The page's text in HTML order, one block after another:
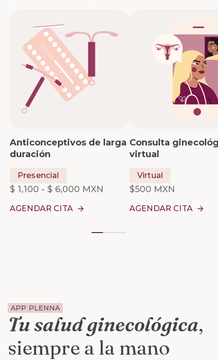
Para que no te tengas
que acordar de
tomarte tu método
anticonceptivo, todas
nuestras opciones
duran al menos 3 años.
Anticonceptivos de larga
duración
Presencial
$ 1,100 - $ 6,000 MXN
AGENDAR CITA
Elige el método
anticonceptivo
pide una segunda
opinión o resuelve
dudas sin tener
salir de tu casa.
Consulta
virtual
Virtual
$500 MXN
AGENDAR CITA
APP PLENNA
Tu salud ginecológica,
siempre a la mano